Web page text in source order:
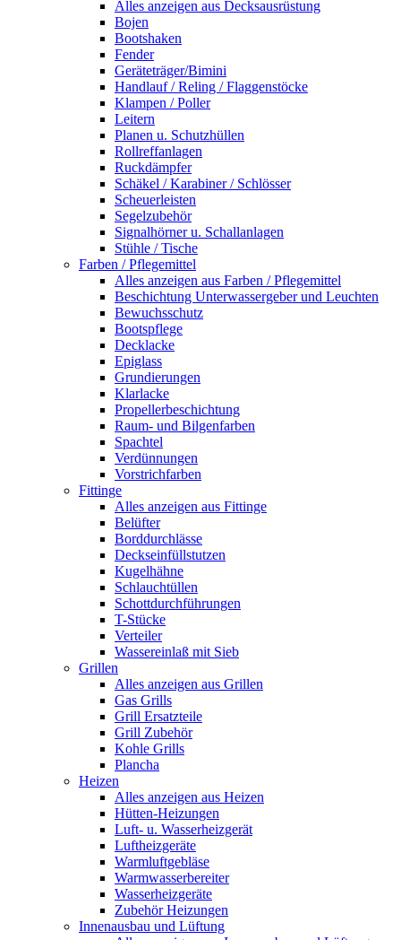
Alles anzeigen aus Decksausrüstung
Bojen
Bootshaken
Fender
Geräteträger/Bimini
Handlauf / Reling / Flaggenstöcke
Klampen / Poller
Leitern
Planen u. Schutzhüllen
Rollreffanlagen
Ruckdämpfer
Schäkel / Karabiner / Schlösser
Scheuerleisten
Segelzubehör
Signalhörner u. Schallanlagen
Stühle / Tische
Farben / Pflegemittel
Alles anzeigen aus Farben / Pflegemittel
Beschichtung Unterwassergeber und Leuchten
Bewuchsschutz
Bootspflege
Decklacke
Epiglass
Grundierungen
Klarlacke
Propellerbeschichtung
Raum- und Bilgenfarben
Spachtel
Verdünnungen
Vorstrichfarben
Fittinge
Alles anzeigen aus Fittinge
Belüfter
Borddurchlässe
Deckseinfüllstutzen
Kugelhähne
Schlauchtüllen
Schottdurchführungen
T-Stücke
Verteiler
Wassereinlaß mit Sieb
Grillen
Alles anzeigen aus Grillen
Gas Grills
Grill Ersatzteile
Grill Zubehör
Kohle Grills
Plancha
Heizen
Alles anzeigen aus Heizen
Hütten-Heizungen
Luft- u. Wasserheizgerät
Luftheizgeräte
Warmluftgebläse
Warmwasserbereiter
Wasserheizgeräte
Zubehör Heizungen
Innenausbau und Lüftung